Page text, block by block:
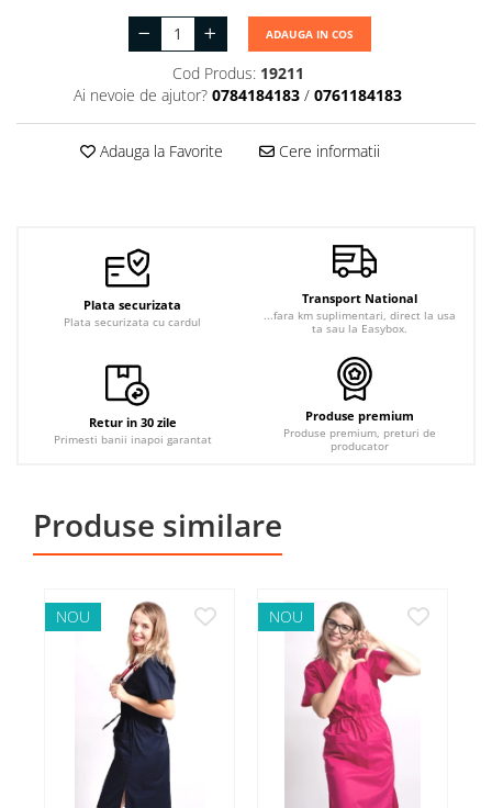
ADAUGA IN COS
Cod Produs: 19211
Ai nevoie de ajutor? 0784184183 / 0761184183
Adauga la Favorite Cere informatii
Plata securizata
Plata securizata cu cardul
Transport National
...fara km suplimentari, direct la usa
ta sau la Easybox.
Retur in 30 zile
Primesti banii inapoi garantat
Produse premium
Produse premium, preturi de
producator
Produse similare
NOU NOU